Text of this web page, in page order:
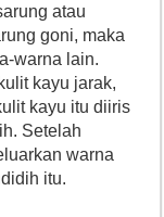
atau
goni, maka
warna lain.
kulit kayu jarak,
kayu itu diiris
Setelah
warna
itu.